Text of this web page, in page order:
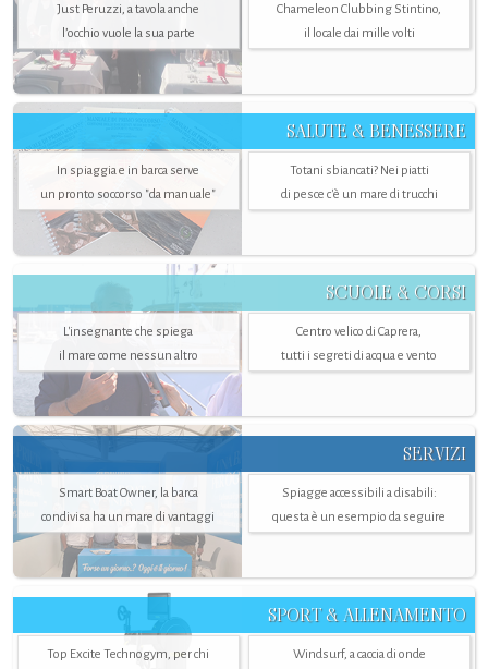
Just Peruzzi, a tavola anche
l’occhio vuole la sua parte
Chameleon Clubbing Stintino,
il locale dai mille volti
SALUTE & BENESSERE
In spiaggia e in barca serve
un pronto soccorso "da manuale"
Totani sbiancati? Nei piatti
di pesce c'è un mare di trucchi
SCUOLE & CORSI
L'insegnante che spiega
il mare come nessun altro
Centro velico di Caprera,
tutti i segreti di acqua e vento
SERVIZI
Smart Boat Owner, la barca
condivisa ha un mare di vantaggi
Spiagge accessibili a disabili:
questa è un esempio da seguire
SPORT & ALLENAMENTO
Top Excite Technogym, per chi
Windsurf, a caccia di onde